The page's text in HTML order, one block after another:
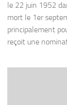
le 22 juin 1952
mort le 1er
principalement
reçoit une